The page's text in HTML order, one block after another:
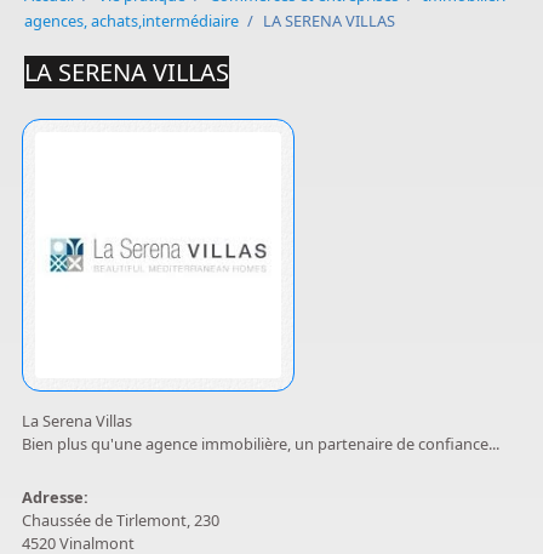
agences, achats,intermédiaire / LA SERENA VILLAS
LA SERENA VILLAS
La Serena Villas
Bien plus qu'une agence immobilière, un partenaire de confiance...
Adresse:
Chaussée de Tirlemont, 230
4520 Vinalmont